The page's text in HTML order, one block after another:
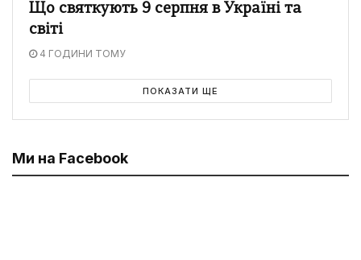
Що святкують 9 серпня в Україні та
світі
4 ГОДИНИ ТОМУ
ПОКАЗАТИ ЩЕ
Ми на Facebook